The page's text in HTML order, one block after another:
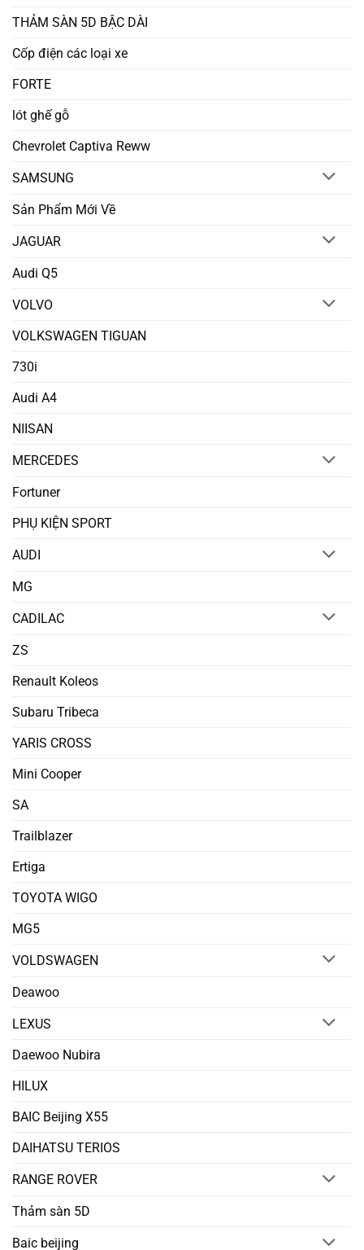
THẢM SÀN 5D BẬC DÀI
Cốp điện các loại xe
FORTE
lót ghế gỗ
Chevrolet Captiva Reww
SAMSUNG
Sản Phẩm Mới Về
JAGUAR
Audi Q5
VOLVO
VOLKSWAGEN TIGUAN
730i
Audi A4
NIISAN
MERCEDES
Fortuner
PHỤ KIỆN SPORT
AUDI
MG
CADILAC
ZS
Renault Koleos
Subaru Tribeca
YARIS CROSS
Mini Cooper
SA
Trailblazer
Ertiga
TOYOTA WIGO
MG5
VOLDSWAGEN
Deawoo
LEXUS
Daewoo Nubira
HILUX
BAIC Beijing X55
DAIHATSU TERIOS
RANGE ROVER
Thảm sàn 5D
Baic beijing